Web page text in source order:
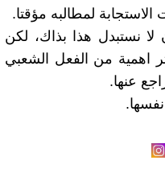
لمطالبه مؤقتا.
لا نستبدل هذا بذاك، لكن
اهمية من الفعل الشعبي
عنها.